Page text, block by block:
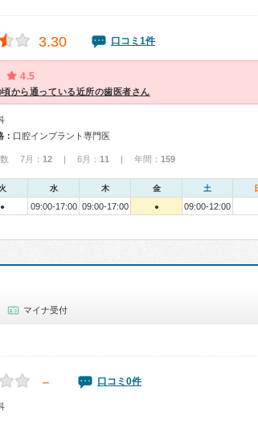
3.30 口コミ1件
4.5
から通っている近所の歯医者さん
口腔インプラント専門医
数 7月： 12 | 6月： 11 | 年間： 159
火 水 木 金 土
● 09:00-17:00 09:00-17:00 ● 09:00-12:00
マイナ受付
－ 口コミ0件